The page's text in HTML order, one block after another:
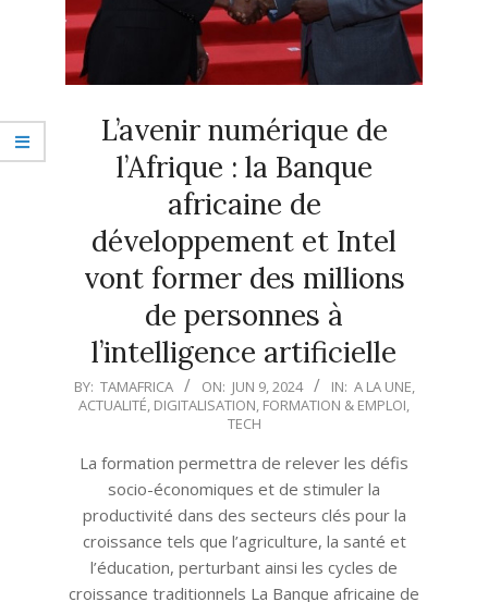
L’avenir numérique de
l’Afrique : la Banque
africaine de
développement et Intel
vont former des millions
de personnes à
l’intelligence artificielle
2024-
06-
BY: TAMAFRICA ON: JUN 9, 2024 IN: A LA UNE,
ACTUALITÉ, DIGITALISATION, FORMATION & EMPLOI,
TECH
La formation permettra de relever les défis
socio-économiques et de stimuler la
productivité dans des secteurs clés pour la
croissance tels que l’agriculture, la santé et
l’éducation, perturbant ainsi les cycles de
croissance traditionnels La Banque africaine de